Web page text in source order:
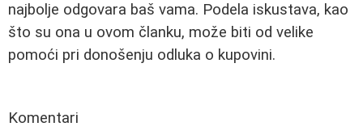
najbolje odgovara baš vama. Podela iskustava, kao
što su ona u ovom članku, može biti od velike
pomoći pri donošenju odluka o kupovini.
Komentari